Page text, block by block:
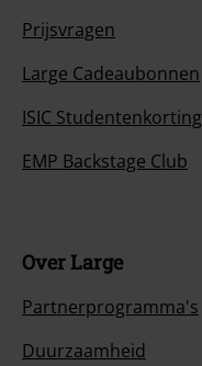
Prijsvragen
Large Cadeaubonnen
ISIC Studentenkorting
EMP Backstage Club
Over Large
Partnerprogramma's
Duurzaamheid